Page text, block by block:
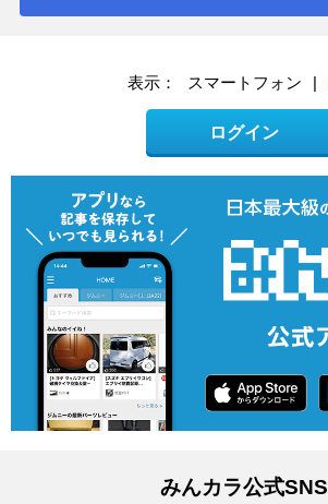
表示： スマートフォン |
ログイン
みんカラ公式SNS